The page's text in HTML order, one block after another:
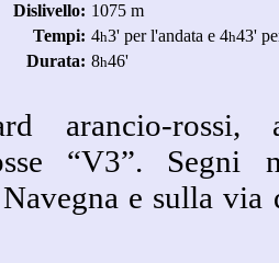
Dislivello: 1075 m
Tempi: 4h3' per l'andata e 4h43'
Durata: 8h46'
arancio-
“V3”. Segni
e sulla